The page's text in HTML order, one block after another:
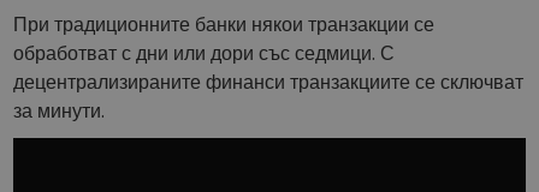
При традиционните банки някои транзакции се
обработват с дни или дори със седмици. С
децентрализираните финанси транзакциите се сключват
за минути.